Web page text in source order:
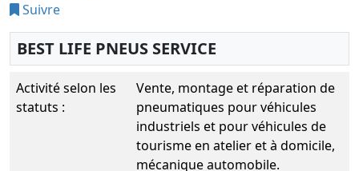
Suivre
BEST LIFE PNEUS SERVICE
Activité selon les
statuts :
Vente, montage et réparation de
pneumatiques pour véhicules
industriels et pour véhicules de
tourisme en atelier et à domicile,
mécanique automobile.